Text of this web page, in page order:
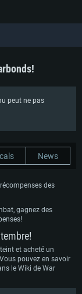
peut ne pas
News
des
gagnez des
et acheté un
pouvez en savoir
le Wiki de War